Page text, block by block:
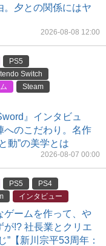
。夕との関係にはヤ
2026-08-08 12:00
PS5
Switch
Steam
』インタビュ
へのこだわり。名作
動”の美学とは
2026-08-07 00:00
PS5
PS4
インタビュー
ゲームを作って、や
が!? 社長業とクリエ
”【新川宗平53周年：